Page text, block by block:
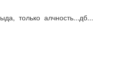
только  алчность...дб...